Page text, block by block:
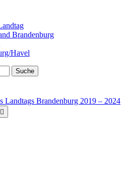
Brandenburg
Havel
Landtags Brandenburg 2019 – 2024